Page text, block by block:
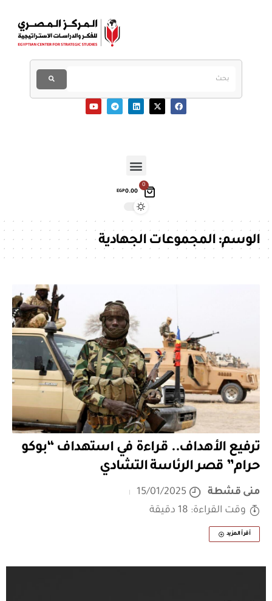
0
EGP0.00
الوسم:المجموعات الجهادية
ترفيع الأهداف.. قراءة في استهداف “بوكو
حرام” قصر الرئاسة التشادي
منى قشطة
15/01/2025
وقت القراءة: 18 دقيقة
أقرأ المزيد